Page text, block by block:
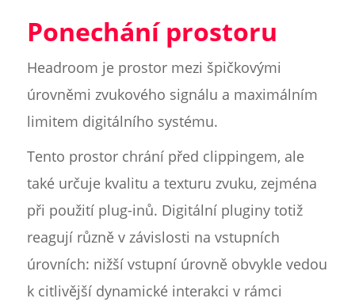
Ponechání prostoru
Headroom je prostor mezi špičkovými
úrovněmi zvukového signálu a maximálním
limitem digitálního systému.
Tento prostor chrání před clippingem, ale
také určuje kvalitu a texturu zvuku, zejména
při použití plug-inů. Digitální pluginy totiž
reagují různě v závislosti na vstupních
úrovních: nižší vstupní úrovně obvykle vedou
k citlivější dynamické interakci v rámci